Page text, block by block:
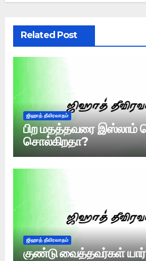
Related Post
ஜிஹாத் தீவிரவாதம்
பிற மதத்தவரை இஸ்லாம்
சொல்கிறதா?
ஜிஹாத் தீவிரவாதம்
குண்டு வைத்தவர்கள்